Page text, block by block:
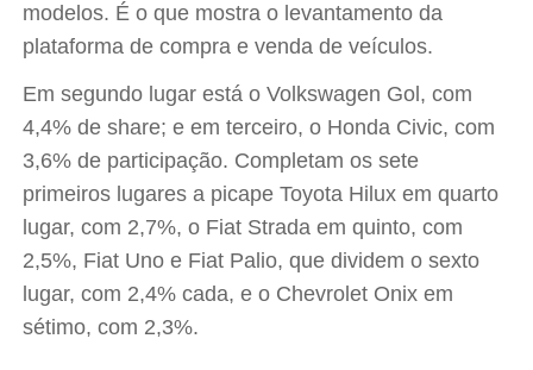
modelos. É o que mostra o levantamento da
plataforma de compra e venda de veículos.
Em segundo lugar está o Volkswagen Gol, com
4,4% de share; e em terceiro, o Honda Civic, com
3,6% de participação. Completam os sete
primeiros lugares a picape Toyota Hilux em quarto
lugar, com 2,7%, o Fiat Strada em quinto, com
2,5%, Fiat Uno e Fiat Palio, que dividem o sexto
lugar, com 2,4% cada, e o Chevrolet Onix em
sétimo, com 2,3%.